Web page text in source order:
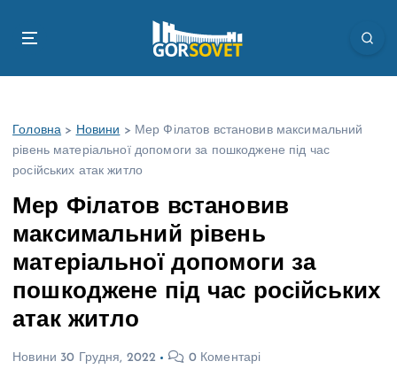
Головна > Новини > Мер Філатов встановив максимальний
рівень матеріальної допомоги за пошкоджене під час
російських атак житло
Мер Філатов встановив
максимальний рівень
матеріальної допомоги за
пошкоджене під час російських
атак житло
Новини 30 Грудня, 2022 0 Коментарі